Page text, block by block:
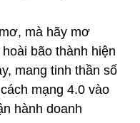
mà hãy mơ
bão thành hiện
mang tinh thần số
mạng 4.0 vào
hành doanh